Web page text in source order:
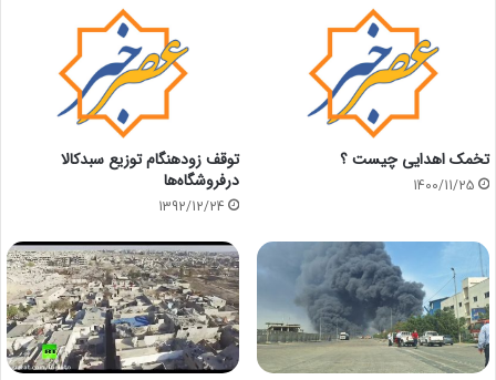
تخمک اهدایی چیست ؟
1400/11/25
توقف زودهنگام توزیع سبدکالا
درفروشگاه‌ها
1392/12/24